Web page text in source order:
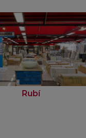
Rubí